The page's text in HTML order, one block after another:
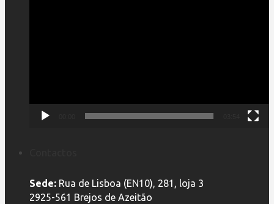
Sede: Rua de Lisboa (EN10), 281, loja 3
2925-561 Brejos de Azeitão